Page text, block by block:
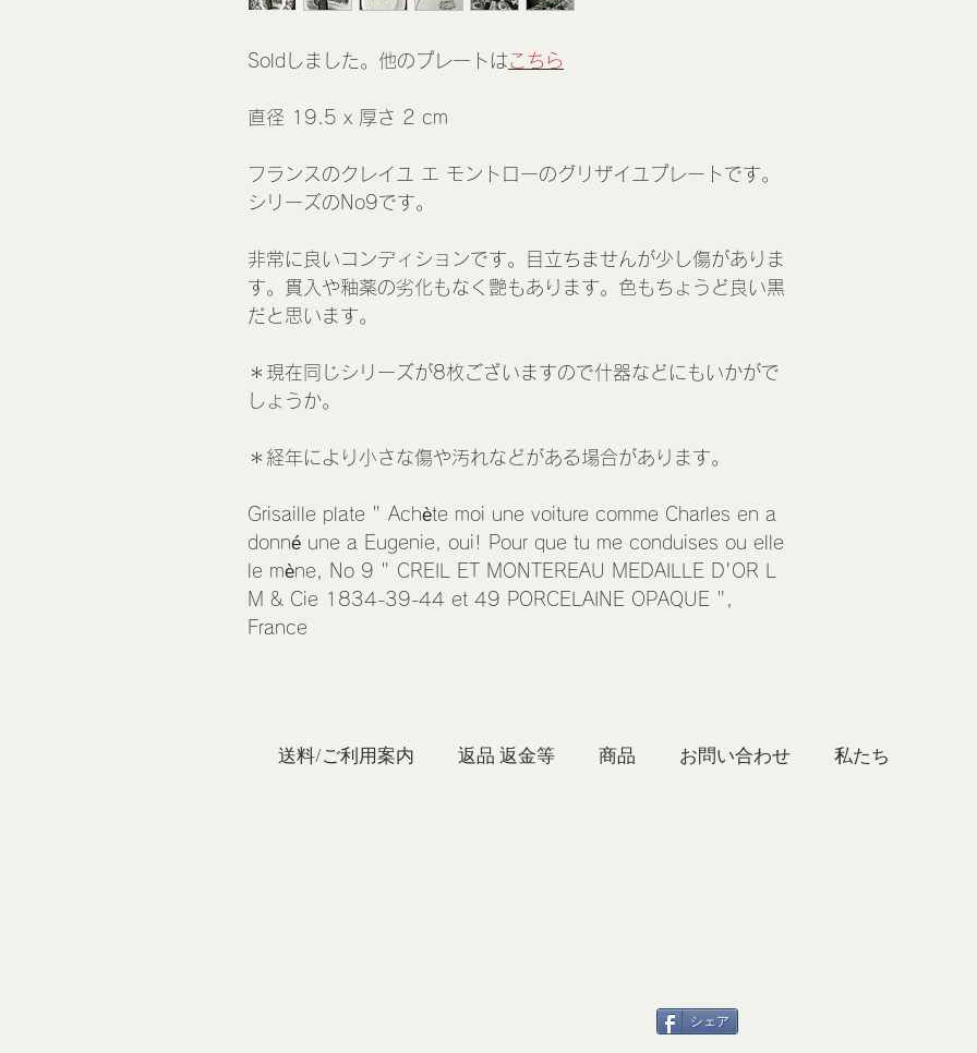
Soldしました。他のプレートはこちら
直径 19.5 x 厚さ 2 cm
フランスのクレイユ エ モントローのグリザイユプレートです。
シリーズのNo9です。
非常に良いコンディションです。目立ちませんが少し傷がありま
す。貫入や釉薬の劣化もなく艶もあります。色もちょうど良い黒
だと思います。
＊現在同じシリーズが8枚ございますので什器などにもいかがで
しょうか。
＊経年により小さな傷や汚れなどがある場合があります。
Grisaille plate " Achète moi une voiture comme Charles en a
donné une a Eugenie, oui! Pour que tu me conduises ou elle
le mène, No 9 " CREIL ET MONTEREAU MEDAILLE D'OR L
M & Cie 1834-39-44 et 49 PORCELAINE OPAQUE ",
France
送料/ご利用案内 返品 返金等 商品 お問い合わせ
シェア